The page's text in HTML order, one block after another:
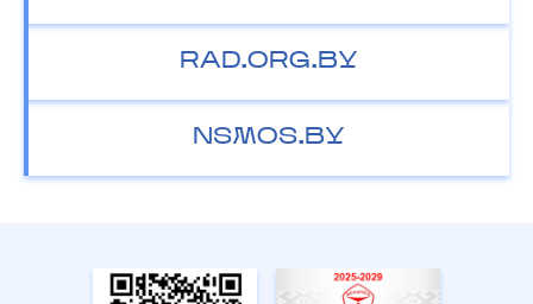
RAD.ORG.BY
NSMOS.BY